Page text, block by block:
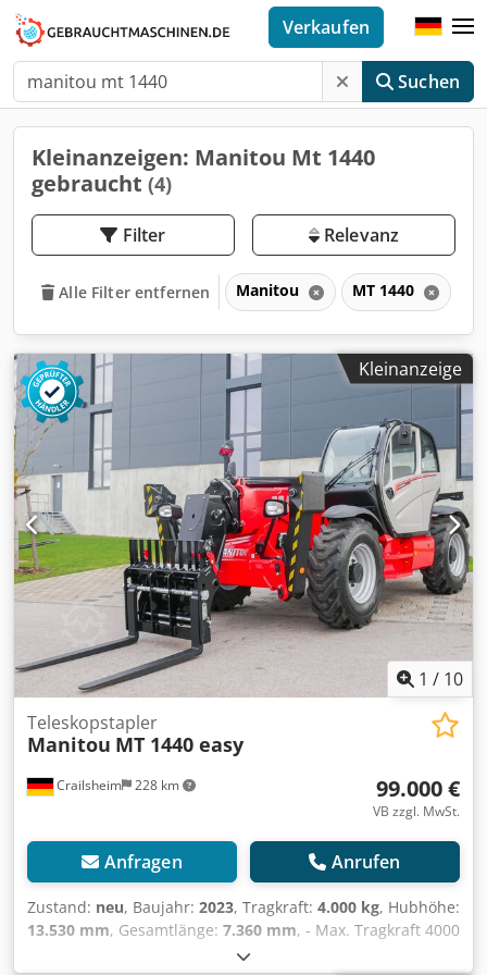
Suchen
Verkaufen
Kleinanzeigen: Manitou Mt 1440
gebraucht (4)
Filter Relevanz
Alle Filter entfernen Manitou MT 1440
Kleinanzeige
1 / 10
Crailsheim 228 km
Teleskopstapler
Manitou MT 1440 easy
99.000 €
VB zzgl. MwSt.
Anfragen Anrufen
Zustand: neu, Baujahr: 2023, Tragkraft: 4.000 kg, Hubhöhe:
13.530 mm, Gesamtlänge: 7.360 mm, - Max. Tragkraft 4000
kg - höhe 13.53 m - Maximale seitliche Reichweite 9.46 m -